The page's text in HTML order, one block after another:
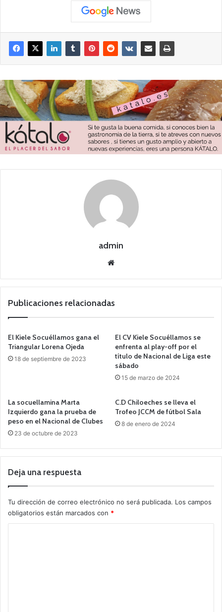
admin
we
Publicaciones relacionadas
El Kiele Socuéllamos gana el
Triangular Lorena Ojeda
18 de septiembre de 2023
El CV Kiele Socuéllamos se
enfrenta al play-off por el
título de Nacional de Liga este
sábado
15 de marzo de 2024
La socuellamina Marta
Izquierdo gana la prueba de
peso en el Nacional de Clubes
23 de octubre de 2023
C.D Chiloeches se lleva el
Trofeo JCCM de fútbol Sala
8 de enero de 2024
Deja una respuesta
Tu dirección de correo electrónico no será publicada. Los campos
obligatorios están marcados con *